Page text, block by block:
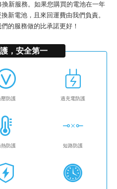
新服務。如果您購買的電池在一年
新電池，且來回運費由我們負責。
的服務做的比承諾更好！
，安全第一
壓防護 過充電防護
熱防護 短路防護